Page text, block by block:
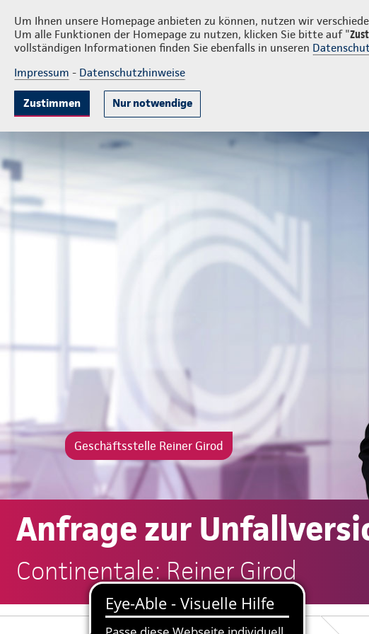
Um Ihnen unsere Homepage anbieten zu können, nutzen wir
Um alle Funktionen der Homepage zu nutzen, klicken Sie bitte auf "
vollständigen Informationen finden Sie ebenfalls in unseren
Impressum - Datenschutzhinweise
Zustimmen Nur notwendige
Reiner Girod PrivatkundenFirmenkunden
KrankenversicherungLebensversicherung
Geschäftsstelle Reiner Girod Privatkunden
Geschäftsstelle Reiner Girod
Anfrage zur
Continentale: Reiner Girod